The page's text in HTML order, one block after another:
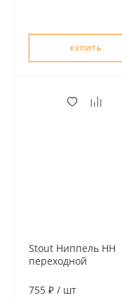
КУПИТЬ
Stout Ниппель НН
переходной
1/2" х 1 1/4"
755 ₽ / шт